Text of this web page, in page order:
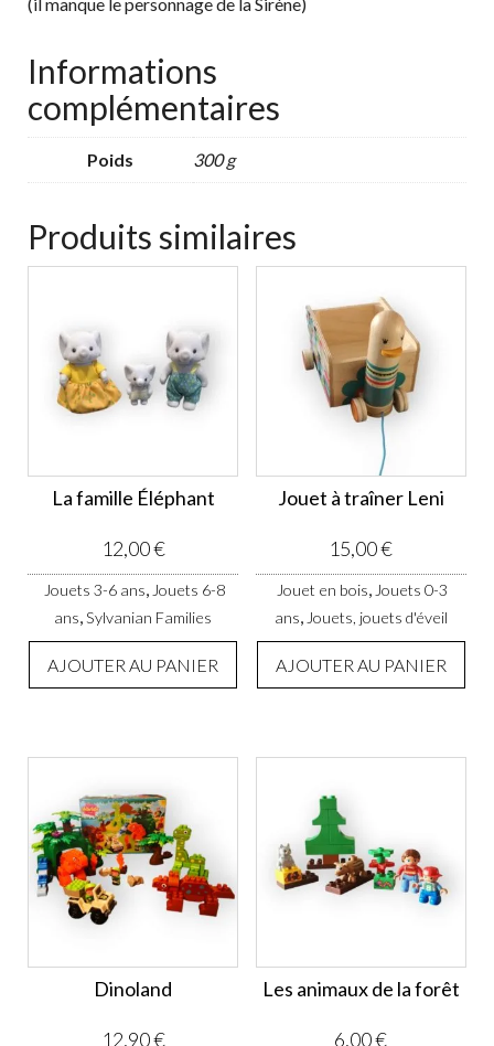
Informations
complémentaires
Poids 300 g
Produits similaires
La famille Éléphant
12,00€
Jouets 3-6 ans Jouets 6-8
ans Sylvanian Families
AJOUTER AU PANIER
Jouet à traîner Leni
15,00€
Jouet en bois Jouets 0-3
ans Jouets, jouets d'éveil
AJOUTER AU PANIER
Dinoland
12,90€
Les animaux de la forêt
6,00€